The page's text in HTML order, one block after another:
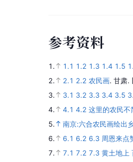
参考资料
1. 1.1 1.2 1.3 1.4 1.5
2.
2.1 2.2 农民画. 甘肃.
3.
3.1 3.2 3.3 3.4 3.5
4.
4.1 4.2 这里的农民不
5.
南京:六合农民画绘出
6.
6.1 6.2 6.3 周恩来点
7.
7.1 7.2 7.3 黄土地上